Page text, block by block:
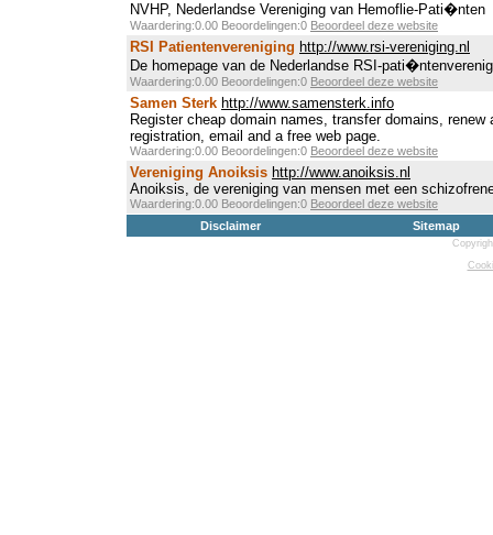
NVHP, Nederlandse Vereniging van Hemoflie-Pati�nten
Waardering:0.00 Beoordelingen:0 Beoordeel deze website
RSI Patientenvereniging http://www.rsi-vereniging.nl
De homepage van de Nederlandse RSI-
Waardering:0.00 Beoordelingen:0 Beoordeel deze website
Samen Sterk http://www.samensterk.info
Register cheap domain names, transfer domains,
registration, email and a free web page.
Waardering:0.00 Beoordelingen:0 Beoordeel deze website
Vereniging Anoiksis http://www.anoiksis.nl
Anoiksis, de vereniging van mensen met een
Waardering:0.00 Beoordelingen:0 Beoordeel deze website
Disclaimer
Sitemap